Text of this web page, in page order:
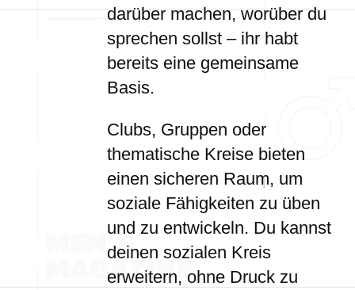
darüber machen, worüber du
sprechen sollst – ihr habt
bereits eine gemeinsame
Basis.
Clubs, Gruppen oder
thematische Kreise bieten
einen sicheren Raum, um
soziale Fähigkeiten zu üben
und zu entwickeln. Du kannst
deinen sozialen Kreis
erweitern, ohne Druck zu